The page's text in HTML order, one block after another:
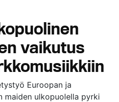
vaikutus
Euroopan ja
maiden ulkopuolella pyrki